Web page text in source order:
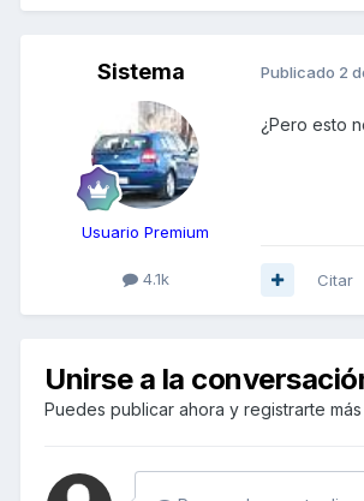
Sistema
Usuario Premium
4.1k
Publicado 2
¿Pero esto
Citar
Unirse a la
Puedes publicar ahora y registrarte